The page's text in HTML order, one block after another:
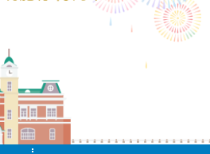
ワイン樽